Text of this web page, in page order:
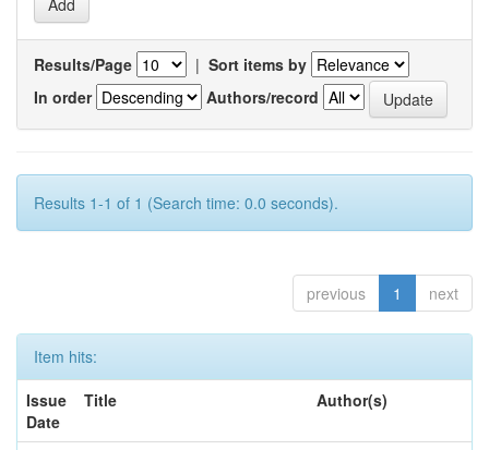
Results/Page | Sort items by
In order
Authors/record
Results 1-1 of 1 (Search time: 0.0 seconds).
previous 1 next
Item hits:
Issue
Date
Title Author(s)